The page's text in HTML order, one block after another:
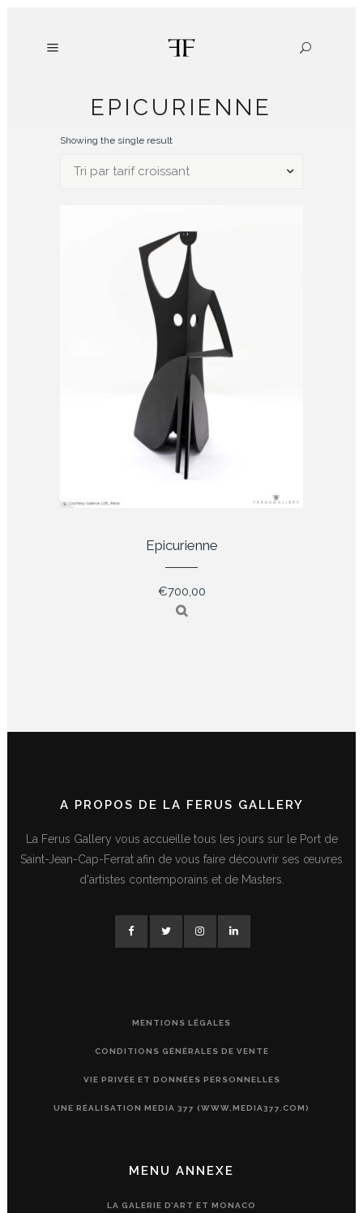
EPICURIENNE
Showing the single result
Tri par tarif croissant
Epicurienne
€700,00
A PROPOS DE LA FERUS GALLERY
La Ferus Gallery vous accueille tous les jours sur le Port de
Saint-Jean-Cap-Ferrat afin de vous faire découvrir ses œuvres
d'artistes contemporains et de Masters.
MENTIONS LÉGALES
CONDITIONS GÉNÉRALES DE VENTE
VIE PRIVÉE ET DONNÉES PERSONNELLES
UNE RÉALISATION MEDIA 377 (WWW.MEDIA377.COM)
MENU ANNEXE
LA GALERIE D’ART ET MONACO